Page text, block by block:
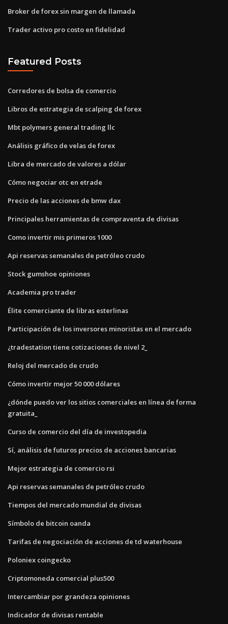
Broker de forex sin margen de llamada
Trader activo pro costo en fidelidad
Featured Posts
Corredores de bolsa de comercio
Libros de estrategia de scalping de forex
Mbt polymers general trading llc
Análisis gráfico de velas de forex
Libra de mercado de valores a dólar
Cómo negociar otc en etrade
Precio de las acciones de bmw dax
Principales herramientas de compraventa de divisas
Como invertir mis primeros 1000
Api reservas semanales de petróleo crudo
Stock gumshoe opiniones
Academia pro trader
Élite comerciante de libras esterlinas
Participación de los inversores minoristas en el mercado
¿tradestation tiene cotizaciones de nivel 2_
Reloj del mercado de crudo
Cómo invertir mejor 50 000 dólares
¿dónde puedo ver los sitios comerciales en línea de forma
gratuita_
Curso de comercio del día de investopedia
Sí, análisis de futuros precios de acciones bancarias
Mejor estrategia de comercio rsi
Api reservas semanales de petróleo crudo
Tiempos del mercado mundial de divisas
Símbolo de bitcoin oanda
Tarifas de negociación de acciones de td waterhouse
Poloniex coingecko
Criptomoneda comercial plus500
Intercambiar por grandeza opiniones
Indicador de divisas rentable